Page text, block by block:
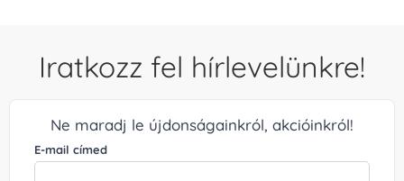
Iratkozz fel hírlevelünkre!
Ne maradj le újdonságainkról, akcióinkról!
E-mail címed